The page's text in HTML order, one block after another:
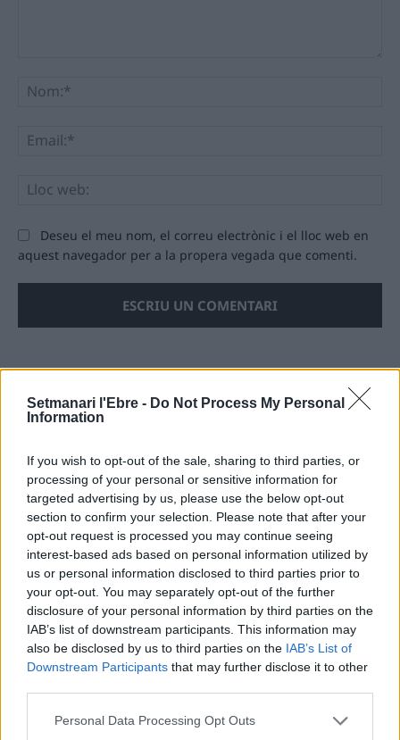
Setmanari l'Ebre - Do Not Process My Personal
Information
If you wish to opt-out of the sale, sharing to third parties, or
processing of your personal or sensitive information for
targeted advertising by us, please use the below opt-out
section to confirm your selection. Please note that after your
opt-out request is processed you may continue seeing
interest-based ads based on personal information utilized by
us or personal information disclosed to third parties prior to
your opt-out. You may separately opt-out of the further
disclosure of your personal information by third parties on the
IAB’s list of downstream participants. This information may
also be disclosed by us to third parties on the IAB’s List of
Downstream Participants that may further disclose it to other
Personal Data Processing Opt Outs
Deseu el meu nom, el correu electrònic i el lloc web en
aquest navegador per a la propera vegada que comenti.
ÚLTIMES NOTÍCIES
i culmina un projecte estratègic que
vincula patrimoni, turisme i
gastronomia
6 d'agost de 2026
Els vestits de paper guanyen força
enguany amb més modistes i gairebé
40 peces a concurs
31 de juliol de 2026
“L’eclipsi serà una oportunitat també
per a gaudir de les Festes Majors
d’Amposta”